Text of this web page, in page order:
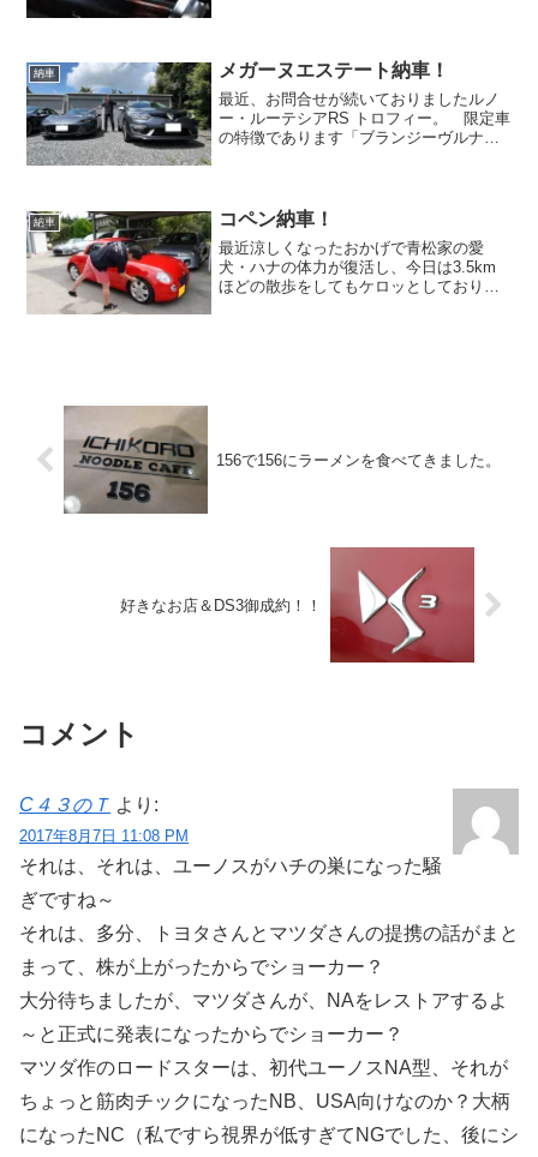
駅の真ん中ありますラ...
納車 メガーヌエステート納車！
最近、お問合せが続いておりましたルノ
ー・ルーテシアRS トロフィー。 限定車
の特徴であります「ブランジーヴルナク
お問合せをいただける...
納車 コペン納車！
最近涼しくなったおかげで青松家の愛
犬・ハナの体力が復活し、今日は3.5km
ほどの散歩をしてもケロッとしておりま
156で156にラーメンを食べてきました。
好きなお店＆DS3御成約！！
コメント
C４３のＴ より:
2017年8月7日 11:08 PM
それは、それは、ユーノスがハチの巣になった騒
ぎですね～
それは、多分、トヨタさんとマツダさんの提携の話がまと
まって、株が上がったからでショーカー？
大分待ちましたが、マツダさんが、NAをレストアするよ
～と正式に発表になったからでショーカー？
マツダ作のロードスターは、初代ユーノスNA型、それが
ちょっと筋肉チックになったNB、USA向けなのか？大柄
になったNC（私ですら視界が低すぎてNGでした、後にシ